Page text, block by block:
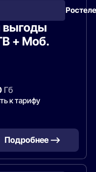
выгоды
+ Моб.
Гб
к тарифу
Подробнее —>